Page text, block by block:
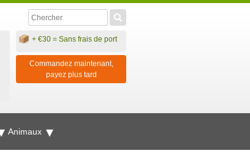
+ €30 = Sans frais de port
Commandez maintenant,
payez plus tard
Animaux